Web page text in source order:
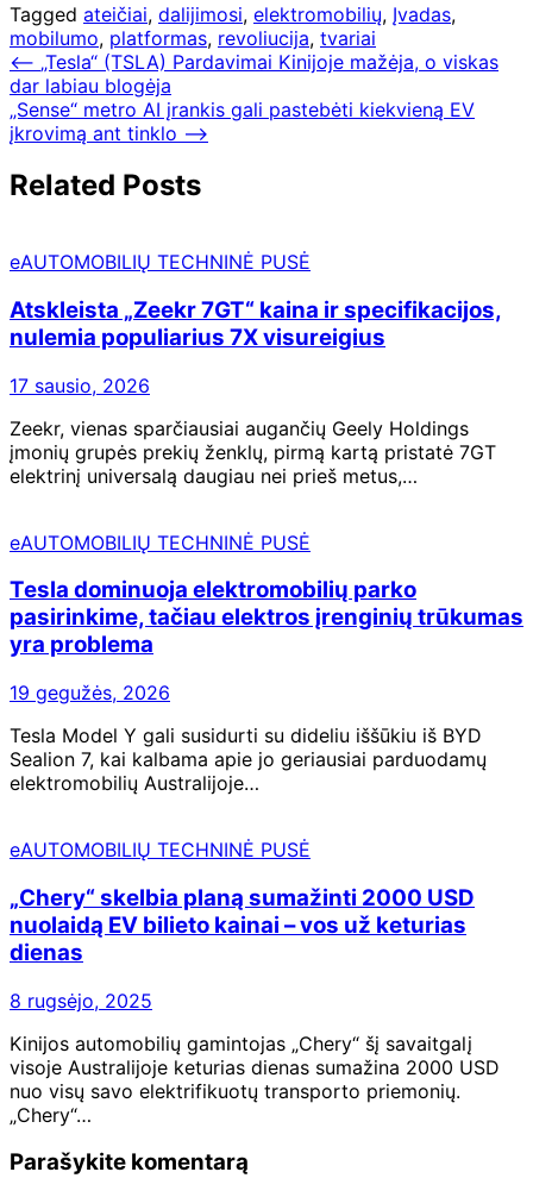
Tagged ateičiai, dalijimosi, elektromobilių, Įvadas,
mobilumo, platformas, revoliucija, tvariai
Navigacija
tarp
įrašų
⟵ „Tesla“ (TSLA) Pardavimai Kinijoje mažėja, o viskas
dar labiau blogėja
„Sense“ metro AI įrankis gali pastebėti kiekvieną EV
įkrovimą ant tinklo ⟶
Related Posts
eAUTOMOBILIŲ TECHNINĖ PUSĖ
Atskleista „Zeekr 7GT“ kaina ir specifikacijos,
nulemia populiarius 7X visureigius
17 sausio, 2026
Zeekr, vienas sparčiausiai augančių Geely Holdings
įmonių grupės prekių ženklų, pirmą kartą pristatė 7GT
elektrinį universalą daugiau nei prieš metus,…
eAUTOMOBILIŲ TECHNINĖ PUSĖ
Tesla dominuoja elektromobilių parko
pasirinkime, tačiau elektros įrenginių trūkumas
yra problema
19 gegužės, 2026
Tesla Model Y gali susidurti su dideliu iššūkiu iš BYD
Sealion 7, kai kalbama apie jo geriausiai parduodamų
elektromobilių Australijoje…
eAUTOMOBILIŲ TECHNINĖ PUSĖ
„Chery“ skelbia planą sumažinti 2000 USD
nuolaidą EV bilieto kainai – vos už keturias
dienas
8 rugsėjo, 2025
Kinijos automobilių gamintojas „Chery“ šį savaitgalį
visoje Australijoje keturias dienas sumažina 2000 USD
nuo visų savo elektrifikuotų transporto priemonių.
„Chery“…
Parašykite komentarą